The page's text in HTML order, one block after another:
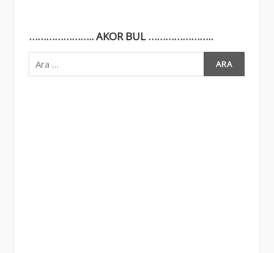
………………….. AKOR BUL …………………..
Arama: